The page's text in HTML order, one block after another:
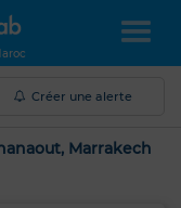
Créer une alerte
Marrakech